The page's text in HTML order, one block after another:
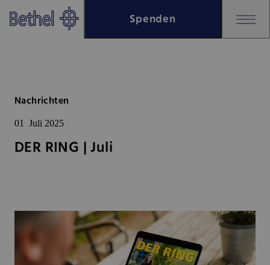
Zum Hauptinhalt springen
Zur Fußzeile springen
Spenden
Nachrichten
01 Juli 2025
DER RING | Juli